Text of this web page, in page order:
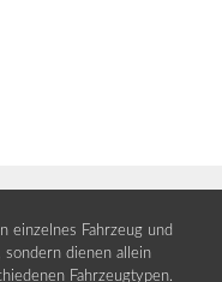
einzelnes Fahrzeug und
sondern dienen allein
Fahrzeugtypen.